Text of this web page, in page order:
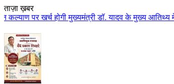
ताज़ा ख़बर
मुख्यमंत्री डॉ. यादव के मुख्य आतिथ्य में ग्वालियर